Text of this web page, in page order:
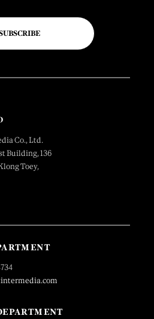
Co., Ltd.
Building, 136
Toey,